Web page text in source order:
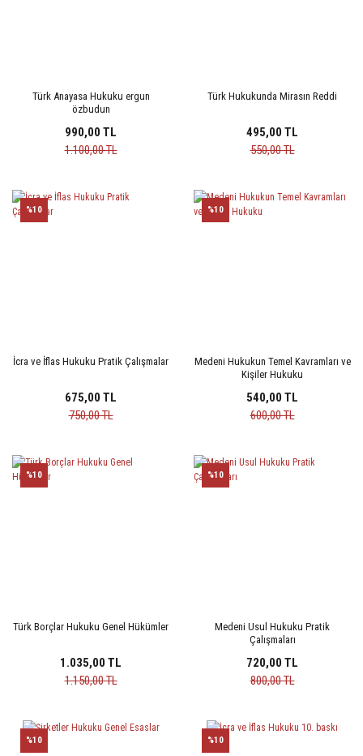
Türk Anayasa Hukuku ergun
özbudun
990,00 TL
1.100,00 TL
Türk Hukukunda Mirasın Reddi
495,00 TL
550,00 TL
İcra ve İflas Hukuku Pratik Çalışmalar
%10
675,00 TL
750,00 TL
Medeni Hukukun Temel Kavramları ve
Kişiler Hukuku
%10
540,00 TL
600,00 TL
Türk Borçlar Hukuku Genel Hükümler
%10
1.035,00 TL
1.150,00 TL
Medeni Usul Hukuku Pratik
Çalışmaları
%10
720,00 TL
800,00 TL
%10 %10